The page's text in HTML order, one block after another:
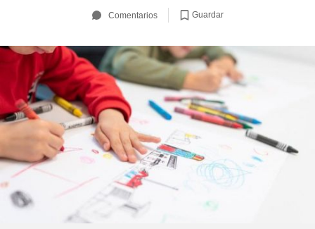
Comentarios Guardar